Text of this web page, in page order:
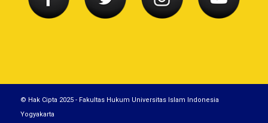
© Hak Cipta 2025 - Fakultas Hukum Universitas Islam Indonesia
Yogyakarta